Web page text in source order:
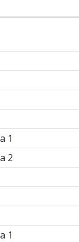
1
2
1